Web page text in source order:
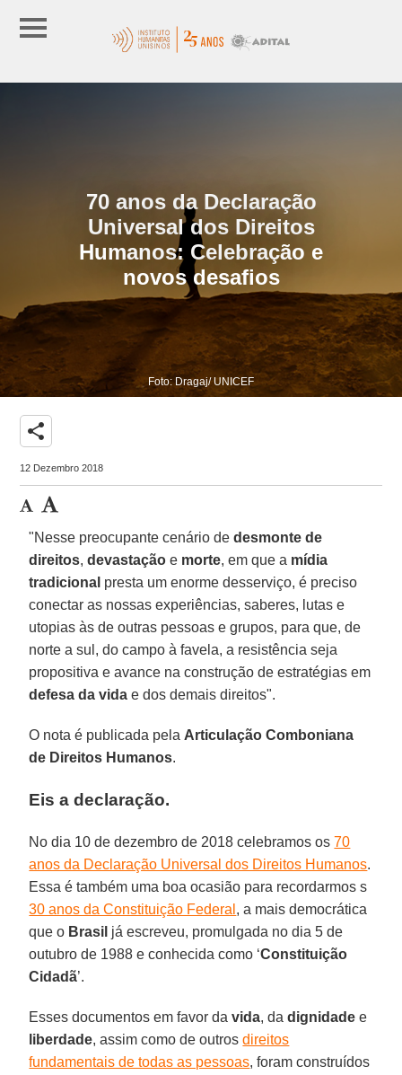
70 anos da Declaração
Universal dos Direitos
Humanos: Celebração e
novos desafios
Foto: Dragaj/ UNICEF
share
12 Dezembro 2018
"Nesse preocupante cenário dedesmonte de
direitos,devastação e morte, em que a mídia
tradicional presta um enorme desserviço, é preciso
conectar as nossas experiências, saberes, lutas e
utopias às de outras pessoas e grupos, para que, de
norte a sul, do campo à favela, a resistência seja
propositiva e avance na construção de estratégias em
defesa da vida e dos demais direitos".
O nota é publicada pela Articulação Comboniana
de Direitos Humanos.
Eis a declaração.
No dia 10 de dezembro de 2018 celebramos os70
anos da Declaração Universal dos Direitos Humanos.
Essa é também uma boa ocasião para recordarmos s
30 anos da Constituição Federal , a mais democrática
que o Brasil já escreveu, promulgada no dia 5 de
outubro de 1988 e conhecida como ‘Constituição
Cidadã’.
Esses documentos em favor davida, dadignidade e
liberdade, assim como de outrosdireitos
fundamentais de todas as pessoas, foram construídos